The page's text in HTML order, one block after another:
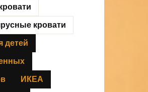
кровати
детей
ИКЕА